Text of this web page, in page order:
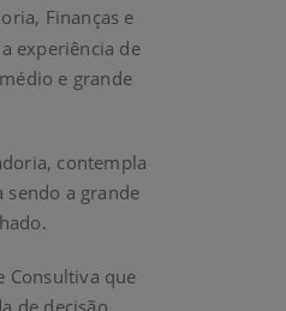
Finanças e
experiência de
e grande
contempla
sendo a grande
Consultiva que